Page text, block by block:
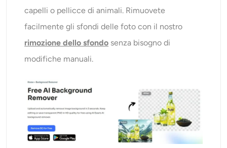
capelli o pellicce di animali. Rimuovete
facilmente gli sfondi delle foto con il nostro
rimozione dello sfondo senza bisogno di
modifiche manuali.